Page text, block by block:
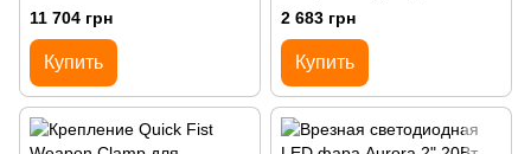
(Комбинированный свет)
11 704 грн
Купить
фиксации инструмента (8 шт)
2 683 грн
Купить